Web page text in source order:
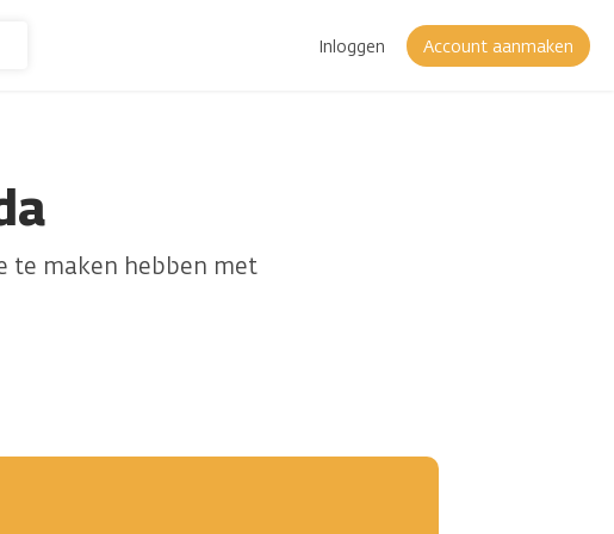
Inloggen Account aanmaken
te maken hebben met